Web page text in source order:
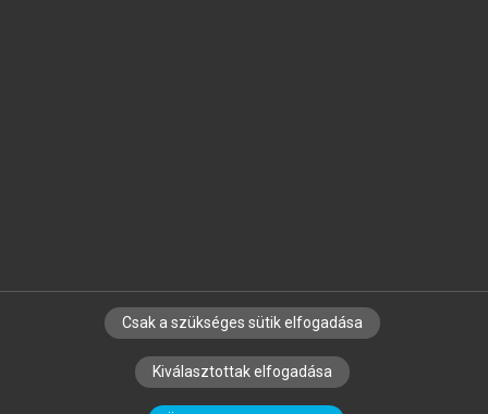
SZERZŐKNEK CÉGEKNEK KÖNYVTÁROSOKNAK
SZERKESZTÉSI ÉS LEKTORÁLÁSI ALAPELVEK
Csak a szükséges sütik elfogadása
Kiválasztottak elfogadása